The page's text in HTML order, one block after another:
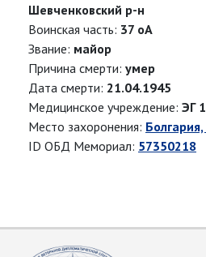
Шевченковский р-н
Воинская часть: 37 оА
Звание: майор
Причина смерти: умер
Дата смерти: 21.04.1945
Медицинское учреждение: ЭГ
Место захоронения:
ID ОБД Мемориал: 57350218